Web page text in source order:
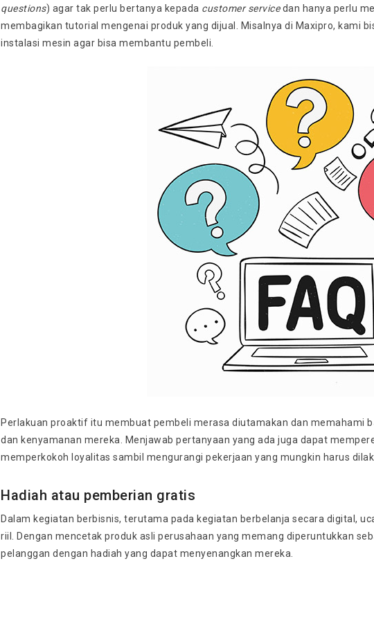
questions) agar tak perlu bertanya kepada customer servicedan hanya perlu
membagikan tutorial mengenai produk yang dijual. Misalnya di Maxipro, kami
instalasi mesin agar bisa membantu pembeli.
Perlakuan proaktif itu membuat pembeli merasa diutamakan dan memahami
dan kenyamanan mereka. Menjawab pertanyaan yang ada juga dapat
memperkokoh loyalitas sambil mengurangi pekerjaan yang mungkin harus
Hadiah atau pemberian gratis
Dalam kegiatan berbisnis, terutama pada kegiatan berbelanja secara digital,
riil. Dengan mencetak produk asli perusahaan yang memang diperuntukkan
pelanggan dengan hadiah yang dapat menyenangkan mereka.